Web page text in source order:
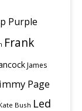
Purple
Frank
James
Page
Bush Led